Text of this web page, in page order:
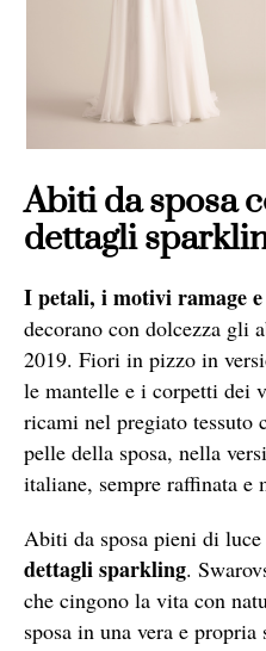
Abiti da sposa
dettagli
I petali, i motivi ramage
decorano con dolcezza gli
2019. Fiori in pizzo in
le mantelle e i corpetti dei
ricami nel pregiato tessuto
pelle della sposa, nella
italiane, sempre raffinata e
Abiti da sposa pieni di
dettagli sparkling.
che cingono la vita con
sposa in una vera e propria